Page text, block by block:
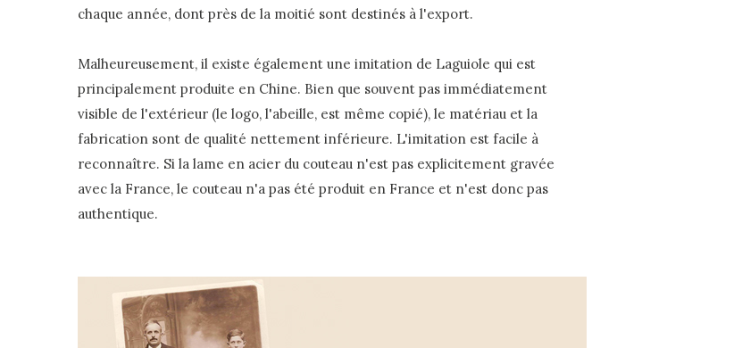
chaque année, dont près de la moitié sont destinés à l'export.
Malheureusement, il existe également une imitation de Laguiole qui est
principalement produite en Chine. Bien que souvent pas immédiatement
visible de l'extérieur (le logo, l'abeille, est même copié), le matériau et la
fabrication sont de qualité nettement inférieure. L'imitation est facile à
reconnaître. Si la lame en acier du couteau n'est pas explicitement gravée
avec la France, le couteau n'a pas été produit en France et n'est donc pas
authentique.